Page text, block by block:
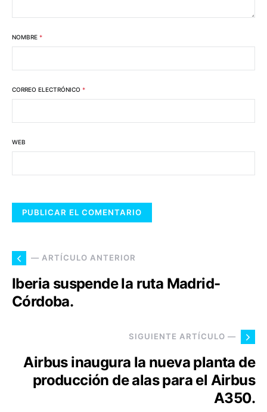
NOMBRE *
CORREO ELECTRÓNICO *
WEB
— ARTÍCULO ANTERIOR
Iberia suspende la ruta Madrid-
Córdoba.
SIGUIENTE ARTÍCULO —
Airbus inaugura la nueva planta de
producción de alas para el Airbus
A350.